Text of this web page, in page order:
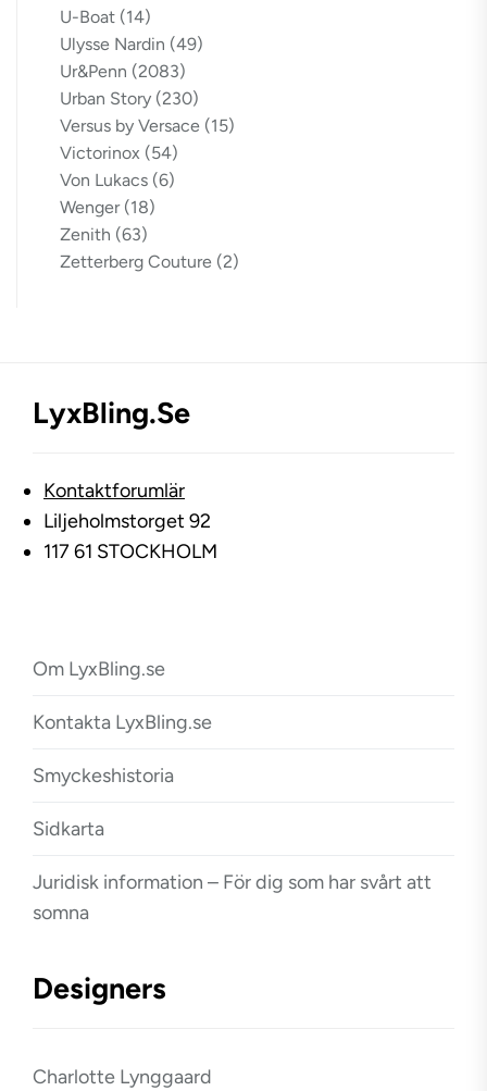
U-Boat (14)
Ulysse Nardin (49)
Ur&Penn (2083)
Urban Story (230)
Versus by Versace (15)
Victorinox (54)
Von Lukacs (6)
Wenger (18)
Zenith (63)
Zetterberg Couture (2)
LyxBling.se
Kontaktforumlär
Liljeholmstorget 92
117 61 STOCKHOLM
Om LyxBling.se
Kontakta LyxBling.se
Smyckeshistoria
Sidkarta
Juridisk information – För dig som har svårt att
somna
Designers
Charlotte Lynggaard